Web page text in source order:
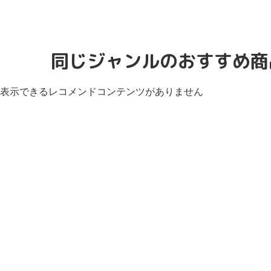
同じジャンルのおすすめ
表示できるレコメンドコンテンツがありません